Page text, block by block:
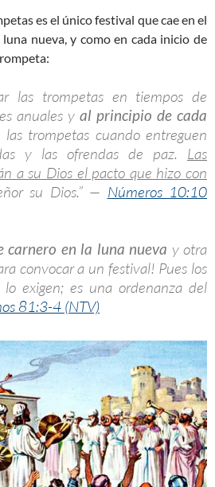
es el único festival que cae en el
nueva, y como en cada inicio de
las trompetas en tiempos de
anuales y al principio de cada
trompetas cuando entreguen
y las ofrendas de paz. Las
a su Dios el pacto que hizo con
su Dios.” — Números 10:10
carnero en la luna nueva y otra
convocar a un festival! Pues los
exigen; es una ordenanza del
81:3-4 (NTV)